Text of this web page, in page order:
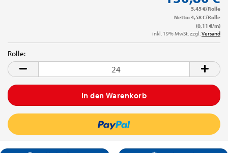
5,45 €/Rolle
Netto: 4,58 €/Rolle
(0,11 €/m)
inkl. 19% MwSt. zzgl.Versand
Rolle:
Rolle